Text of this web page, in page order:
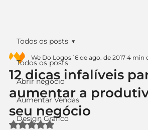
Todos os posts
Abrir negócio
Aumentar Vendas
Design Gráfico
Todos os posts
12 dicas infalíveis
aumentar a
seu negócio
We Do Logos 16 de ago. de 2017 4 min
Avaliado com NaN de 5 estrelas.